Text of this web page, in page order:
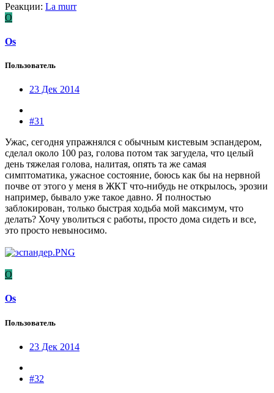
Реакции: La murr
O
Os
Пользователь
23 Дек 2014
#31
Ужас, сегодня упражнялся с обычным кистевым эспандером,
сделал около 100 раз, голова потом так загудела, что целый
день тяжелая голова, налитая, опять та же самая
симптоматика, ужасное состояние, боюсь как бы на нервной
почве от этого у меня в ЖКТ что-нибудь не открылось, эрозии
например, бывало уже такое давно. Я полностью
заблокирован, только быстрая ходьба мой максимум, что
делать? Хочу уволиться с работы, просто дома сидеть и все,
это просто невыносимо.
O
Os
Пользователь
23 Дек 2014
#32